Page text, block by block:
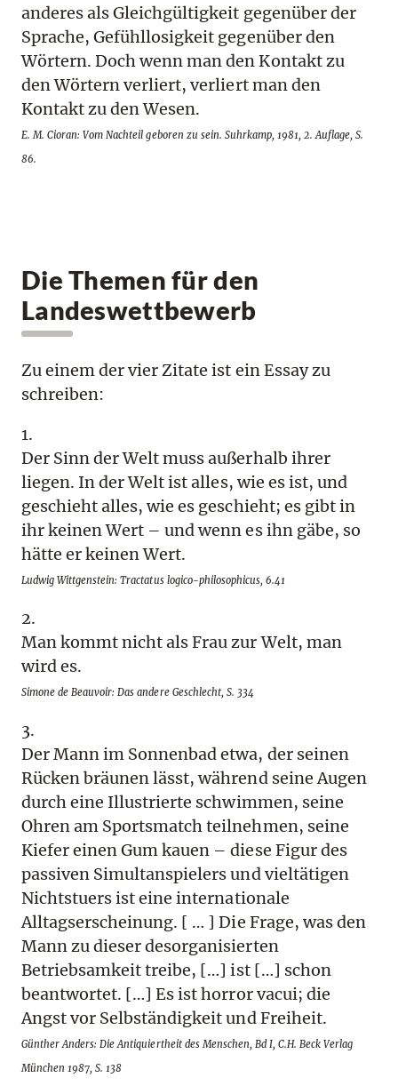
anderes als Gleichgültigkeit gegenüber der
Sprache, Gefühllosigkeit gegenüber den
Wörtern. Doch wenn man den Kontakt zu
den Wörtern verliert, verliert man den
Kontakt zu den Wesen.
E. M. Cioran: Vom Nachteil geboren zu sein. Suhrkamp, 1981, 2. Auflage, S.
86.
Die Themen für den
Landeswettbewerb
Zu einem der vier Zitate ist ein Essay zu
schreiben:
1.
Der Sinn der Welt muss außerhalb ihrer
liegen. In der Welt ist alles, wie es ist, und
geschieht alles, wie es geschieht; es gibt in
ihr keinen Wert – und wenn es ihn gäbe, so
hätte er keinen Wert.
Ludwig Wittgenstein: Tractatus logico-philosophicus, 6.41
2.
Man kommt nicht als Frau zur Welt, man
wird es.
Simone de Beauvoir: Das andere Geschlecht, S. 334
3.
Der Mann im Sonnenbad etwa, der seinen
Rücken bräunen lässt, während seine Augen
durch eine Illustrierte schwimmen, seine
Ohren am Sportsmatch teilnehmen, seine
Kiefer einen Gum kauen – diese Figur des
passiven Simultanspielers und vieltätigen
Nichtstuers ist eine internationale
Alltagserscheinung. [ … ] Die Frage, was den
Mann zu dieser desorganisierten
Betriebsamkeit treibe, […] ist […] schon
beantwortet. […] Es ist horror vacui; die
Angst vor Selbständigkeit und Freiheit.
Günther Anders: Die Antiquiertheit des Menschen, Bd I, C.H. Beck Verlag
München 1987, S. 138